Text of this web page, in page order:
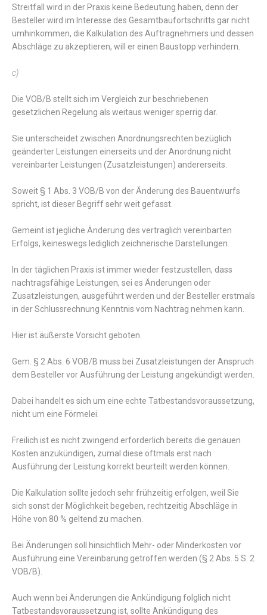
Streitfall wird in der Praxis keine Bedeutung haben, denn der
Besteller wird im Interesse des Gesamtbaufortschritts gar nicht
umhinkommen, die Kalkulation des Auftragnehmers und dessen
Abschläge zu akzeptieren, will er einen Baustopp verhindern.
c)
Die VOB/B stellt sich im Vergleich zur beschriebenen
gesetzlichen Regelung als weitaus weniger sperrig dar.
Sie unterscheidet zwischen Anordnungsrechten bezüglich
geänderter Leistungen einerseits und der Anordnung nicht
vereinbarter Leistungen (Zusatzleistungen) andererseits.
Soweit § 1 Abs. 3 VOB/B von der Änderung des Bauentwurfs
spricht, ist dieser Begriff sehr weit gefasst.
Gemeint ist jegliche Änderung des vertraglich vereinbarten
Erfolgs, keineswegs lediglich zeichnerische Darstellungen.
In der täglichen Praxis ist immer wieder festzustellen, dass
nachtragsfähige Leistungen, sei es Änderungen oder
Zusatzleistungen, ausgeführt werden und der Besteller erstmals
in der Schlussrechnung Kenntnis vom Nachtrag nehmen kann.
Hier ist äußerste Vorsicht geboten.
Gem. § 2 Abs. 6 VOB/B muss bei Zusatzleistungen der Anspruch
dem Besteller vor Ausführung der Leistung angekündigt werden.
Dabei handelt es sich um eine echte Tatbestandsvoraussetzung,
nicht um eine Förmelei.
Freilich ist es nicht zwingend erforderlich bereits die genauen
Kosten anzukündigen, zumal diese oftmals erst nach
Ausführung der Leistung korrekt beurteilt werden können.
Die Kalkulation sollte jedoch sehr frühzeitig erfolgen, weil Sie
sich sonst der Möglichkeit begeben, rechtzeitig Abschläge in
Höhe von 80 % geltend zu machen.
Bei Änderungen soll hinsichtlich Mehr- oder Minderkosten vor
Ausführung eine Vereinbarung getroffen werden (§ 2 Abs. 5 S. 2
VOB/B).
Auch wenn bei Änderungen die Ankündigung folglich nicht
Tatbestandsvoraussetzung ist, sollte Ankündigung des